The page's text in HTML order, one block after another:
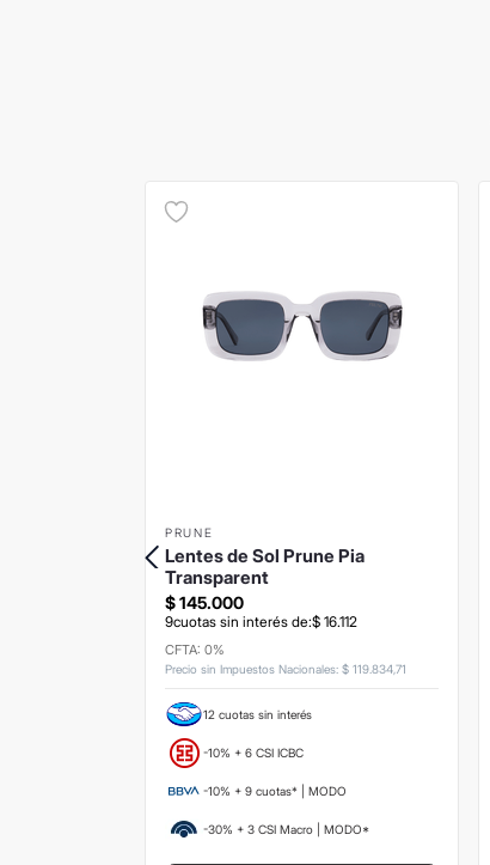
PRUNE
Lentes de Sol Prune Pia
Transparent
$145.000
9cuotas sin interés de:$ 16.112
CFTA: 0%
Precio sin Impuestos Nacionales: $ 119.834,71
12 cuotas sin interés
-10% + 6 CSI ICBC
-10% + 9 cuotas* | MODO
-30% + 3 CSI Macro | MODO*